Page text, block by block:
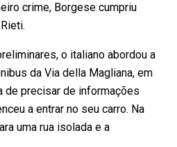
crime, Borgese cumpriu
o italiano abordou a
da Via della Magliana, em
de precisar de informações
a entrar no seu carro. Na
uma rua isolada e a